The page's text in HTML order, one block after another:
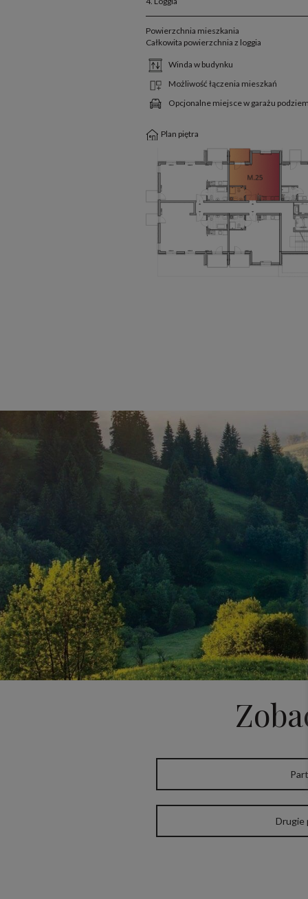
Powierzchnia mieszkania
Całkowita powierzchnia z loggia
Winda w budynku
Możliwość łączenia mieszkań
Opcjonalne miejsce w garażu
Plan piętra
Drugie